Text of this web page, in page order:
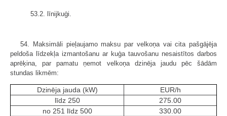
53.2. līnijkuģi.
54. Maksimāli pieļaujamo maksu par velkoņa vai cita pašgājēja
peldoša līdzekļa izmantošanu ar kuģa tauvošanu nesaistītos darbos
aprēķina, par pamatu ņemot velkoņa dzinēja jaudu pēc šādām
stundas likmēm:
Dzinēja jauda (kW)
EUR/h
līdz 250
275.00
no 251 līdz 500
330.00